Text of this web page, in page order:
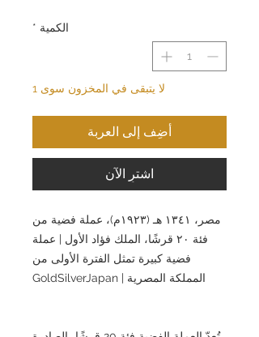
الكمية *
لا يتبقى في المخزون سوى 1
أضِف إلى العربة
اشترِ الآن
مصر، ١٣٤١ هـ (١٩٢٣م)، عملة فضية من
فئة ٢٠ قرشًا، الملك فؤاد الأول | عملة
فضية كبيرة تمثل الفترة الأولى من
المملكة المصرية | GoldSilverJapan